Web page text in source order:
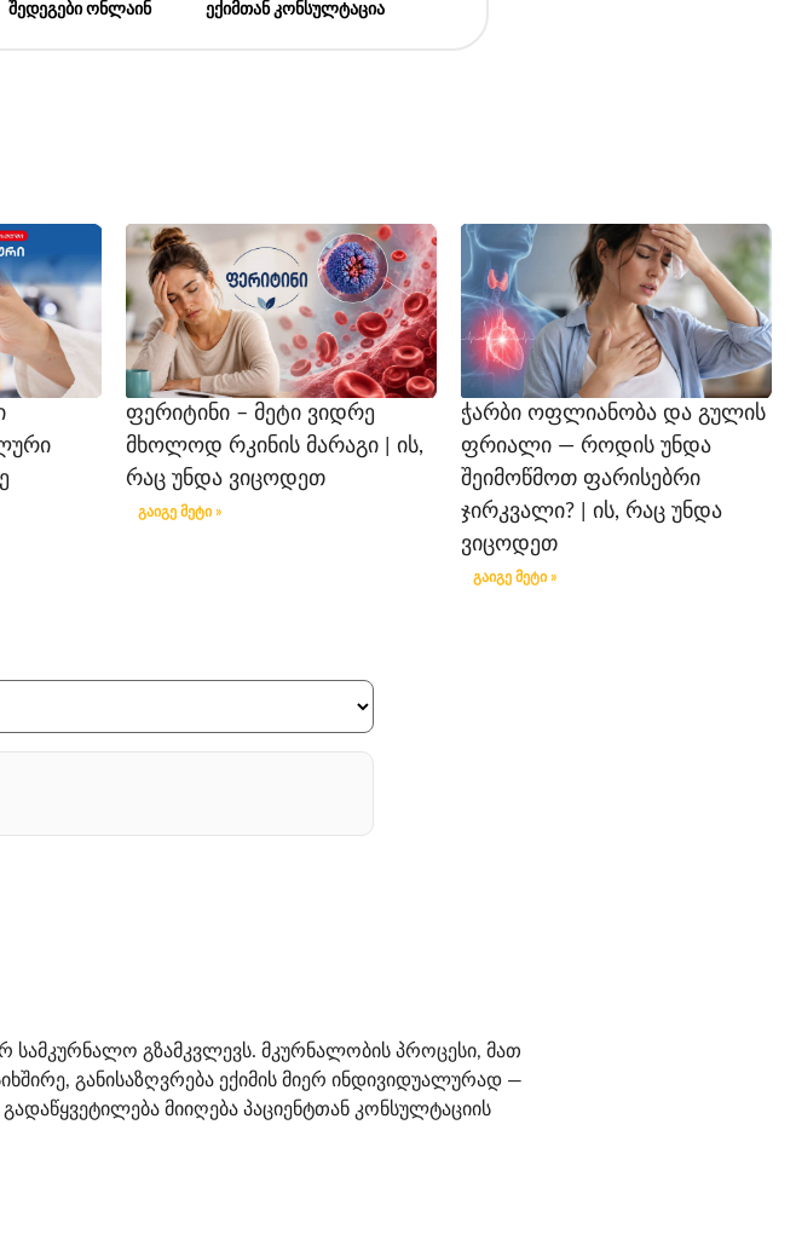
შედეგები ონლაინ ექიმთან კონსულტაცია
ფერიტინი – მეტი ვიდრე
მხოლოდ რკინის მარაგი | ის,
რაც უნდა ვიცოდეთ
გაიგე მეტი »
ჭარბი ოფლიანობა და გულის
ფრიალი — როდის უნდა
შეიმოწმოთ ფარისებრი
ჯირკვალი? | ის, რაც უნდა
ვიცოდეთ
გაიგე მეტი »
სამკურნალო გზამკვლევს. მკურნალობის პროცესი, მათ
განისაზღვრება ექიმის მიერ ინდივიდუალურად —
მიიღება პაციენტთან კონსულტაციის